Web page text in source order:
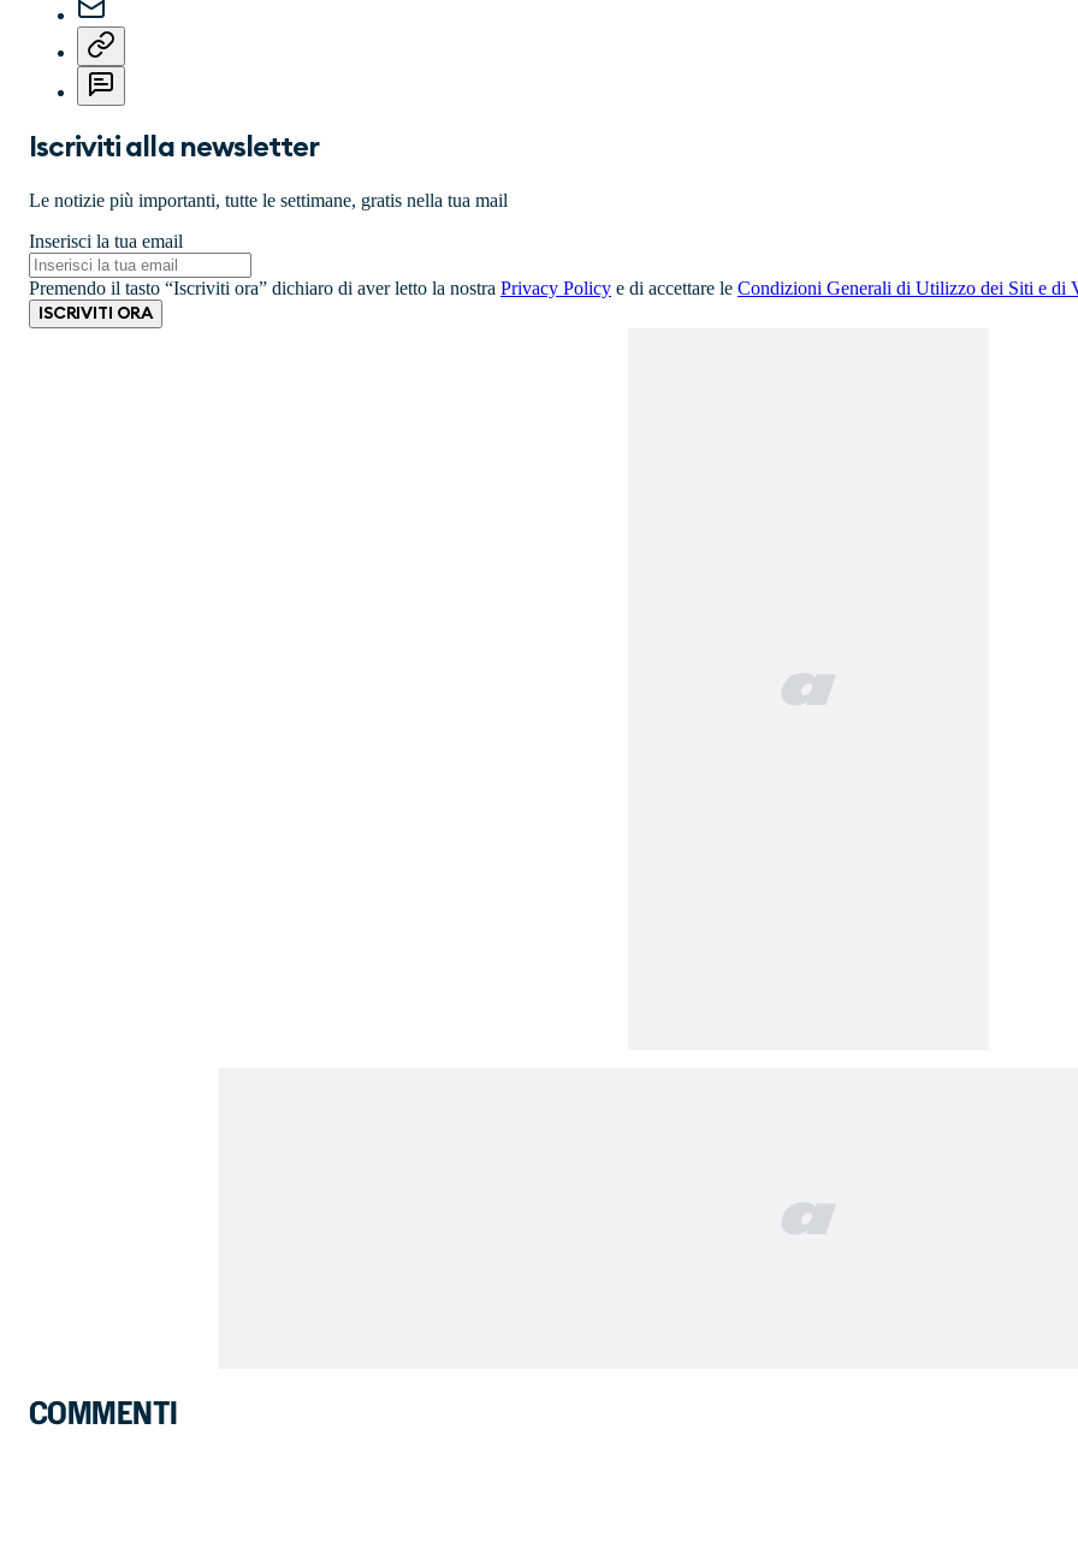
Iscriviti alla newsletter
Le notizie più importanti, tutte le settimane, gratis nella tua mail
Inserisci la tua email
Premendo il tasto “Iscriviti ora” dichiaro di aver letto la nostra Privacy Policy e di accettare le Condizioni Generali di Utilizzo dei Siti e di
ISCRIVITI ORA
COMMENTI